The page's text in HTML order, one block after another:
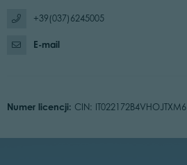
+39(037)6245005
E-mail
Numer licencji: CIN: IT022172B4VHOJTXM6